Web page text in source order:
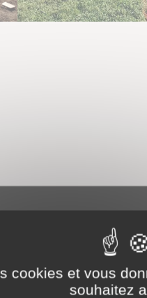
cookies et vous
souhaitez